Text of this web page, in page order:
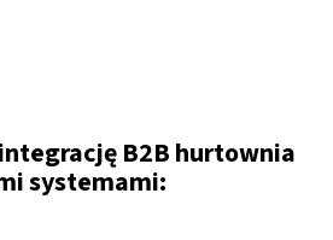
B2B hurtownia
systemami: